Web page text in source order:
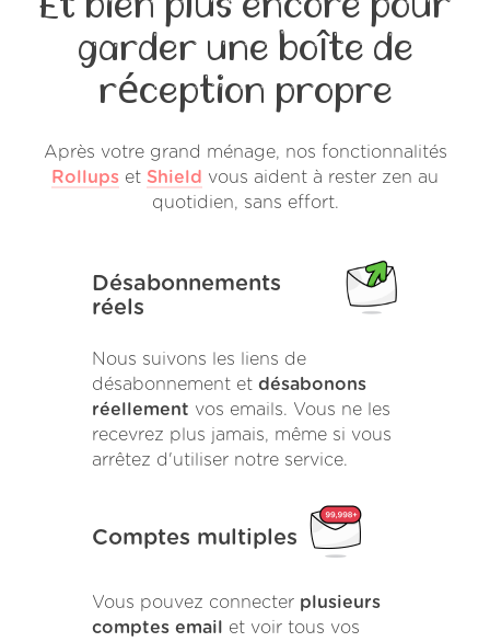
garder une boîte de
réception propre
Après votre grand ménage, nos fonctionnalités
Rollups et Shield vous aident à rester zen au
quotidien, sans effort.
Désabonnements
réels
Nous suivons les liens de
désabonnement et désabonons
réellement vos emails. Vous ne les
recevrez plus jamais, même si vous
arrêtez d'utiliser notre service.
Comptes multiples
Vous pouvez connecter plusieurs
comptes email
et voir tous vos